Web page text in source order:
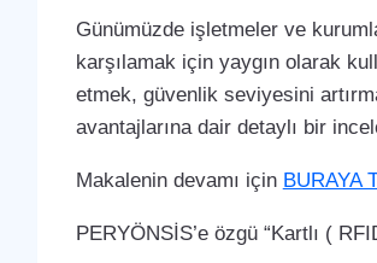
Günümüzde işletmeler ve
karşılamak için yaygın olarak
etmek, güvenlik seviyesini
avantajlarına dair detaylı bir
Makalenin devamı için BURAYA
PERYÖNSİS’e özgü “Kartlı (